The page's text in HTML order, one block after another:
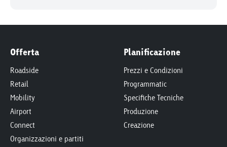
Offerta
Roadside
Retail
Mobility
Airport
Connect
Organizzazioni e partiti
Planificazione
Prezzi e Condizioni
Programmatic
Specifiche Tecniche
Produzione
Creazione